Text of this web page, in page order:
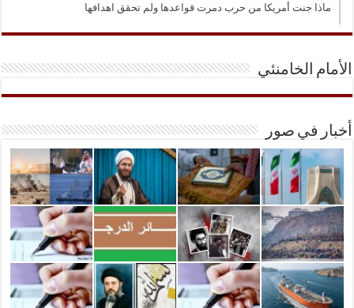
ماذا جنت أمريكا من حرب دمرت قواعدها ولم تحقق اهدافها
الأمام الخامنئي
أخبار في صور